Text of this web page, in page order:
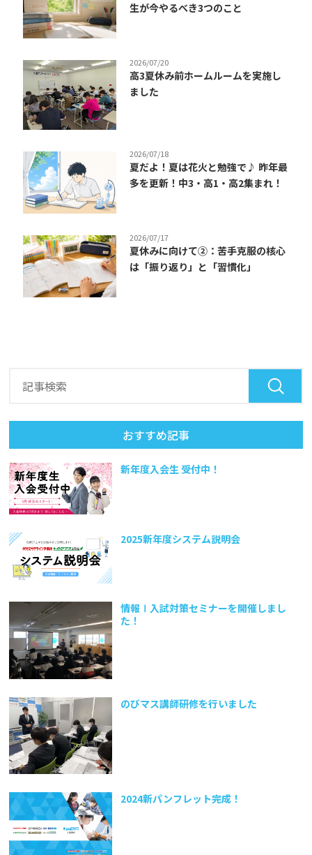
生が今やるべき3つのこと
2026/07/20
高3夏休み前ホームルームを実施し
ました
2026/07/18
夏だよ！夏は花火と勉強で♪ 昨年最
多を更新！中3・高1・高2集まれ！
2026/07/17
夏休みに向けて②：苦手克服の核心
は「振り返り」と「習慣化」
おすすめ記事
新年度入会生 受付中！
2025新年度システム説明会
情報Ⅰ入試対策セミナーを開催しまし
た！
のびマス講師研修を行いました
2024新パンフレット完成！